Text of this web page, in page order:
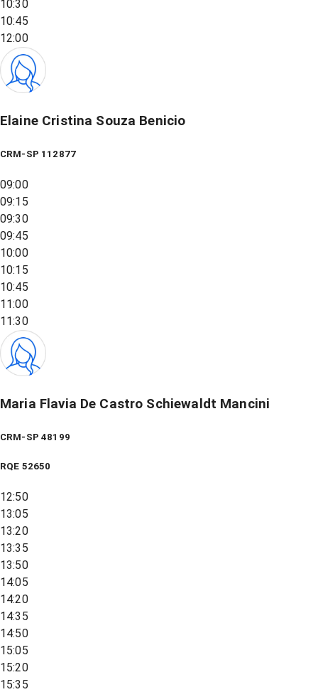
10:30
10:45
12:00
Elaine Cristina Souza Benicio
CRM-SP 112877
09:00
09:15
09:30
09:45
10:00
10:15
10:45
11:00
11:30
Maria Flavia De Castro Schiewaldt Mancini
CRM-SP 48199
RQE 52650
12:50
13:05
13:20
13:35
13:50
14:05
14:20
14:35
14:50
15:05
15:20
15:35